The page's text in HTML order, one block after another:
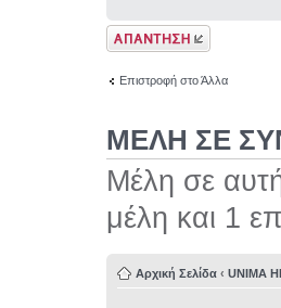
Δημιουργία
απάντησης
Επιστροφή στο Άλλα
ΜΕΛΗ ΣΕ
Μέλη σε
μέλη και 1
Αρχική Σελίδα ‹ UNIMA